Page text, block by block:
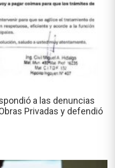
a las denuncias
Privadas y defendió